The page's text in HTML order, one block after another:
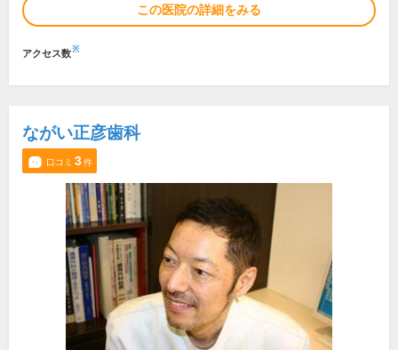
この医院の詳細をみる
アクセス数※
ながい正彦歯科
口コミ 3件